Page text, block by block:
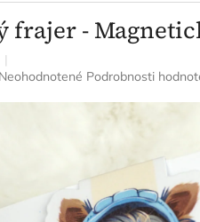
frajer -
Podrobnosti